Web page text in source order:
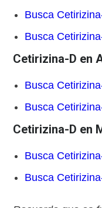
Busca
Busca
Cetirizina-D en
Busca
Busca
Cetirizina-D en
Busca
Busca